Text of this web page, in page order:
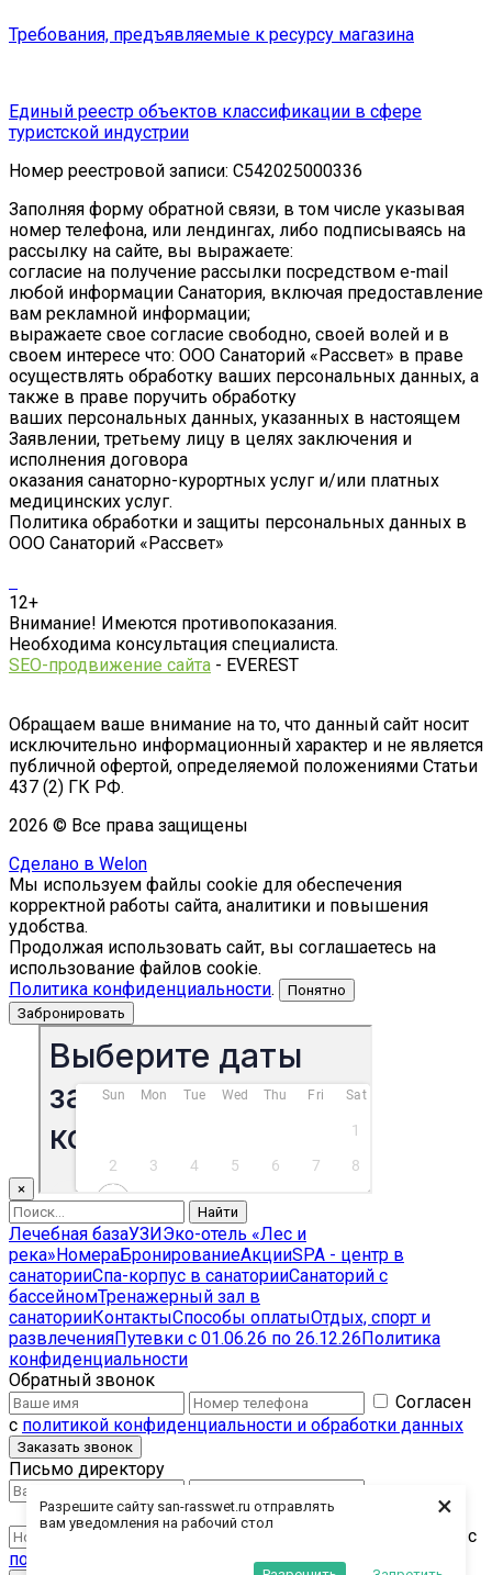
Разрешите сайту san-rasswet.ru отправлять
вам уведомления на рабочий стол
×
Требования, предъявляемые к ресурсу магазина
Единый реестр объектов классификации в сфере
туристской индустрии
Номер реестровой записи: С542025000336
Заполняя форму обратной связи, в том числе указывая
номер телефона, или лендингах, либо подписываясь на
рассылку на сайте, вы выражаете:
согласие на получение рассылки посредством e-mail
любой информации Санатория, включая предоставление
вам рекламной информации;
выражаете свое согласие свободно, своей волей и в
своем интересе что: ООО Санаторий «Рассвет» в праве
осуществлять обработку ваших персональных данных, а
также в праве поручить обработку
ваших персональных данных, указанных в настоящем
Заявлении, третьему лицу в целях заключения и
исполнения договора
оказания санаторно-курортных услуг и/или платных
медицинских услуг.
Политика обработки и защиты персональных данных в
ООО Санаторий «Рассвет»
12+
Внимание! Имеются противопоказания.
Необходима консультация специалиста.
SEO-продвижение сайта - EVEREST
Обращаем ваше внимание на то, что данный сайт носит
исключительно информационный характер и не является
публичной офертой, определяемой положениями Статьи
437 (2) ГК РФ.
2026 © Все права защищены
Сделано в Welon
Мы используем файлы cookie для обеспечения
корректной работы сайта, аналитики и повышения
удобства.
Продолжая использовать сайт, вы соглашаетесь на
использование файлов cookie.
Политика конфиденциальности.
Понятно
Забронировать
×
Найти
Лечебная базаУЗИЭко-отель «Лес и
река»НомераБронированиеАкцииSPA - центр в
санаторииСпа-корпус в санаторииСанаторий с
бассейномТренажерный зал в
санаторииКонтактыСпособы оплатыОтдых, спорт и
развлеченияПутевки с 01.06.26 по 26.12.26Политика
конфиденциальности
Обратный звонок
Согласен
с политикой конфиденциальности и обработки данных
Заказать звонок
Письмо директору
Согласен с
политикой конфиденциальности и обработки данных